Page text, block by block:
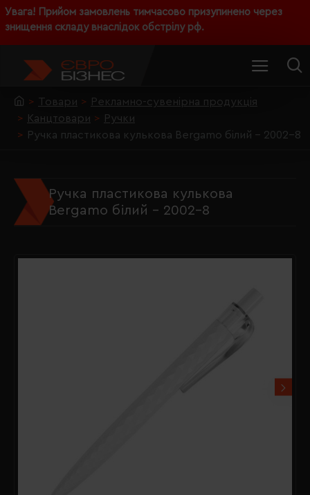
Увага! Прийом замовлень тимчасово призупинено через
знищення складу внаслідок обстрілу рф.
Товари
Рекламно-сувенірна продукція
Канцтовари
Ручки
Ручка пластикова кулькова Bergamo білий - 2002-8
Ручка пластикова кулькова
Bergamo білий - 2002-8